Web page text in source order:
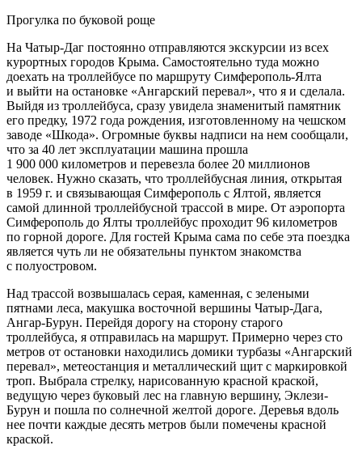
Прогулка по буковой роще
На Чатыр-Даг постоянно отправляются экскурсии из всех
курортных городов Крыма. Самостоятельно туда можно
доехать на троллейбусе по маршруту Симферополь-Ялта
и выйти на остановке «Ангарский перевал», что я и сделала.
Выйдя из троллейбуса, сразу увидела знаменитый памятник
его предку, 1972 года рождения, изготовленному на чешском
заводе «Шкода». Огромные буквы надписи на нем сообщали,
что за 40 лет эксплуатации машина прошла
1 900 000 километров и перевезла более 20 миллионов
человек. Нужно сказать, что троллейбусная линия, открытая
в 1959 г. и связывающая Симферополь с Ялтой, является
самой длинной троллейбусной трассой в мире. От аэропорта
Симферополь до Ялты троллейбус проходит 96 километров
по горной дороге. Для гостей Крыма сама по себе эта поездка
является чуть ли не обязательны пунктом знакомства
с полуостровом.
Над трассой возвышалась серая, каменная, с зелеными
пятнами леса, макушка восточной вершины Чатыр-Дага,
Ангар-Бурун. Перейдя дорогу на сторону старого
троллейбуса, я отправилась на маршрут. Примерно через сто
метров от остановки находились домики турбазы «Ангарский
перевал», метеостанция и металлический щит с маркировкой
троп. Выбрала стрелку, нарисованную красной краской,
ведущую через буковый лес на главную вершину, Эклези-
Бурун и пошла по солнечной желтой дороге. Деревья вдоль
нее почти каждые десять метров были помечены красной
краской.